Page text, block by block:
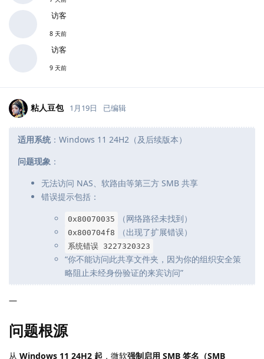
访客
8 天前
访客
9 天前
粘人豆包 1月19日 已编辑
适用系统：Windows 11 24H2（及后续版本）
问题现象 ：
无法访问 NAS、软路由等第三方 SMB 共享
错误提示包括：
0x80070035 （网络路径未找到）
0x800704f8 （出现了扩展错误）
系统错误 3227320323
“你不能访问此共享文件夹，因为你的组织安全策
略阻止未经身份验证的来宾访问”
—
问题根源
从 Windows 11 24H2 起 ，微软强制启用 SMB 签名（SMB